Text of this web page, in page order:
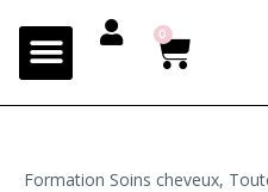
0
Formation Soins cheveux,